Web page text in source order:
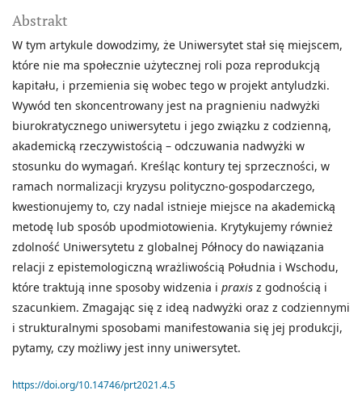
Abstrakt
W tym artykule dowodzimy, że Uniwersytet stał się miejscem,
które nie ma społecznie użytecznej roli poza reprodukcją
kapitału, i przemienia się wobec tego w projekt antyludzki.
Wywód ten skoncentrowany jest na pragnieniu nadwyżki
biurokratycznego uniwersytetu i jego związku z codzienną,
akademicką rzeczywistością – odczuwania nadwyżki w
stosunku do wymagań. Kreśląc kontury tej sprzeczności, w
ramach normalizacji kryzysu polityczno-gospodarczego,
kwestionujemy to, czy nadal istnieje miejsce na akademicką
metodę lub sposób upodmiotowienia. Krytykujemy również
zdolność Uniwersytetu z globalnej Północy do nawiązania
relacji z epistemologiczną wrażliwością Południa i Wschodu,
które traktują inne sposoby widzenia i praxis z godnością i
szacunkiem. Zmagając się z ideą nadwyżki oraz z codziennymi
i strukturalnymi sposobami manifestowania się jej produkcji,
pytamy, czy możliwy jest inny uniwersytet.
https://doi.org/10.14746/prt2021.4.5